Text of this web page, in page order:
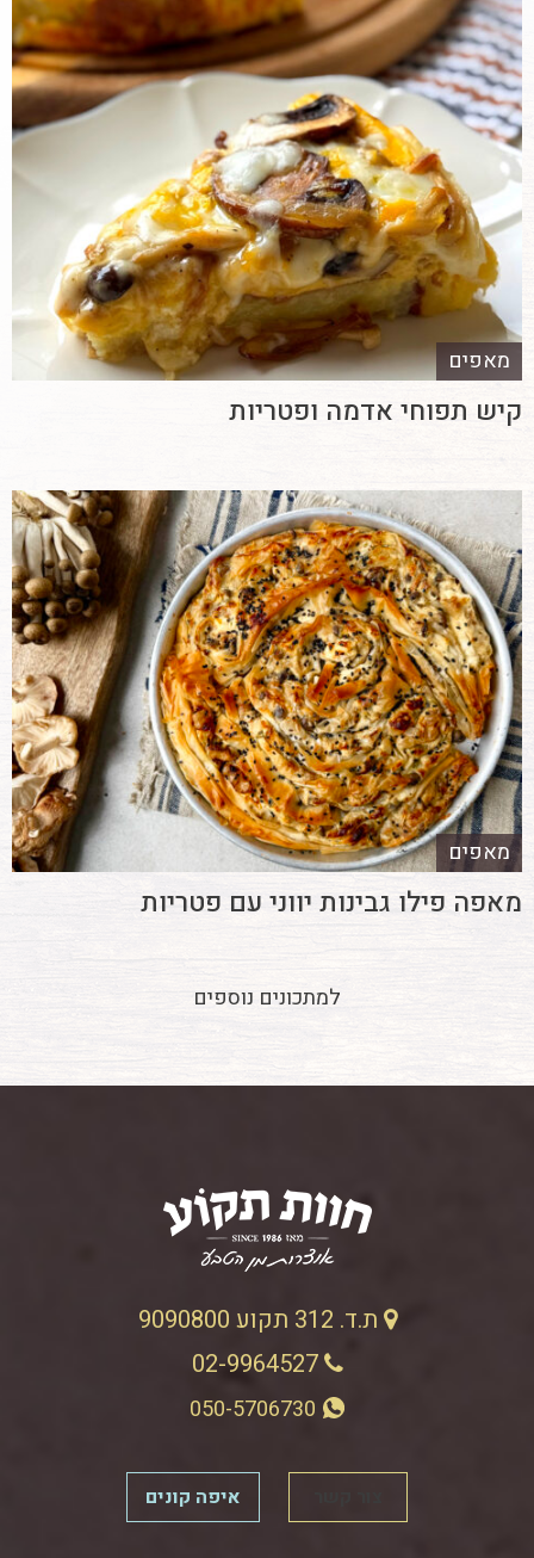
מאפים
קיש תפוחי אדמה ופטריות
מאפים
מאפה פילו גבינות יווני עם פטריות
למתכונים נוספים
ת.ד. 312 תקוע 9090800
02-9964527
איפה קונים